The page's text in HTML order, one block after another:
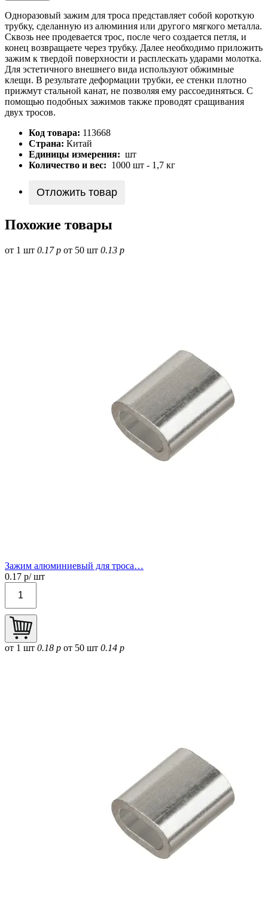
Одноразовый зажим для троса представляет собой короткую
трубку, сделанную из алюминия или другого мягкого металла.
Сквозь нее продевается трос, после чего создается петля, и
конец возвращаете через трубку. Далее необходимо приложить
зажим к твердой поверхности и расплескать ударами молотка.
Для эстетичного внешнего вида используют обжимные
клещи. В результате деформации трубки, ее стенки плотно
прижмут стальной канат, не позволяя ему рассоединяться. С
помощью подобных зажимов также проводят сращивания
двух тросов.
Код товара: 113668
Страна: Китай
Единицы измерения: шт
Количество и вес: 1000 шт - 1,7 кг
Отложить товар
Похожие товары
от 1 шт 0.17 р от 50 шт 0.13 р
Зажим алюминиевый для троса…
0.17 р/ шт
от 1 шт 0.18 р от 50 шт 0.14 р